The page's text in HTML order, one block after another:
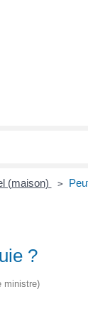
(maison) >
?
ministre)